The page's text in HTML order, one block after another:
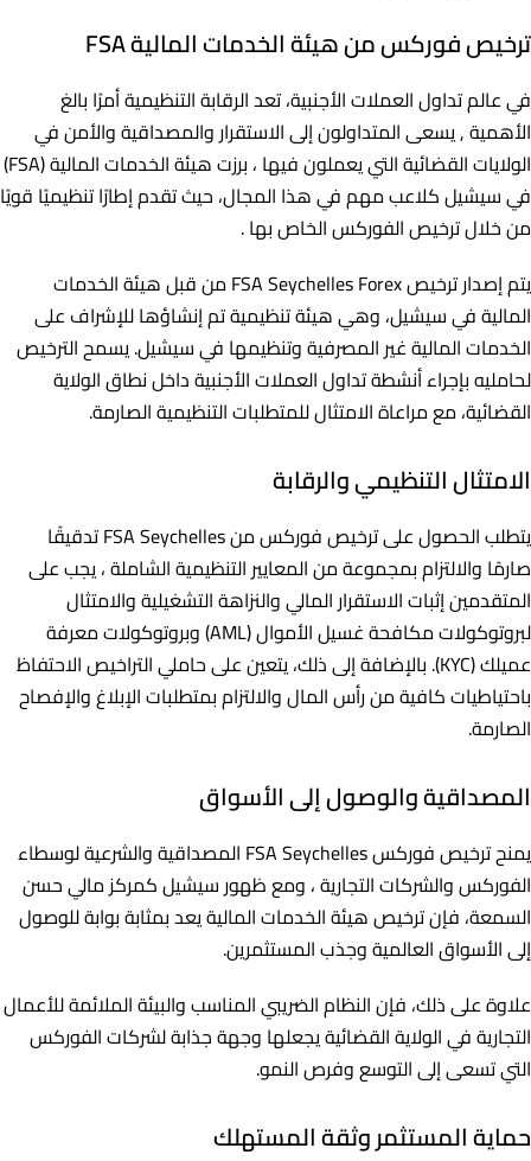
ترخيص فوركس من هيئة الخدمات المالية FSA
في عالم تداول العملات الأجنبية، تعد الرقابة التنظيمية أمرًا بالغ
الأهمية , يسعى المتداولون إلى الاستقرار والمصداقية والأمن في
الولايات القضائية التي يعملون فيها ، برزت هيئة الخدمات المالية (FSA)
في سيشيل كلاعب مهم في هذا المجال، حيث تقدم إطارًا تنظيميًا قويًا
من خلال ترخيص الفوركس الخاص بها .
يتم إصدار ترخيص FSA Seychelles Forex من قبل هيئة الخدمات
المالية في سيشيل، وهي هيئة تنظيمية تم إنشاؤها للإشراف على
الخدمات المالية غير المصرفية وتنظيمها في سيشيل. يسمح الترخيص
لحامليه بإجراء أنشطة تداول العملات الأجنبية داخل نطاق الولاية
القضائية، مع مراعاة الامتثال للمتطلبات التنظيمية الصارمة.
الامتثال التنظيمي والرقابة
يتطلب الحصول على ترخيص فوركس من FSA Seychelles تدقيقًا
صارمًا والالتزام بمجموعة من المعايير التنظيمية الشاملة ، يجب على
المتقدمين إثبات الاستقرار المالي والنزاهة التشغيلية والامتثال
لبروتوكولات مكافحة غسيل الأموال (AML) وبروتوكولات معرفة
عميلك (KYC). بالإضافة إلى ذلك، يتعين على حاملي التراخيص الاحتفاظ
باحتياطيات كافية من رأس المال والالتزام بمتطلبات الإبلاغ والإفصاح
الصارمة.
المصداقية والوصول إلى الأسواق
يمنح ترخيص فوركس FSA Seychelles المصداقية والشرعية لوسطاء
الفوركس والشركات التجارية ، ومع ظهور سيشيل كمركز مالي حسن
السمعة، فإن ترخيص هيئة الخدمات المالية يعد بمثابة بوابة للوصول
إلى الأسواق العالمية وجذب المستثمرين.
علاوة على ذلك، فإن النظام الضريبي المناسب والبيئة الملائمة للأعمال
التجارية في الولاية القضائية يجعلها وجهة جذابة لشركات الفوركس
التي تسعى إلى التوسع وفرص النمو.
حماية المستثمر وثقة المستهلك